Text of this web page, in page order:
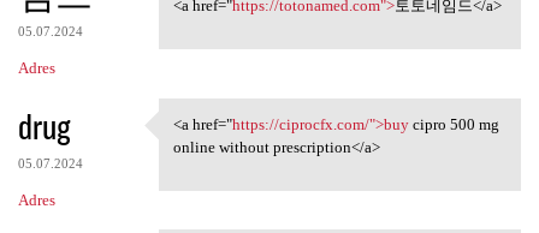
05.07.2024
Adres
<a href="https://totonamed.com">토토네임드</a>
drug
05.07.2024
Adres
<a href="https://ciprocfx.com
<a href="https://ciprocfx.com/">buycipro 500 mg
online without prescription</a>